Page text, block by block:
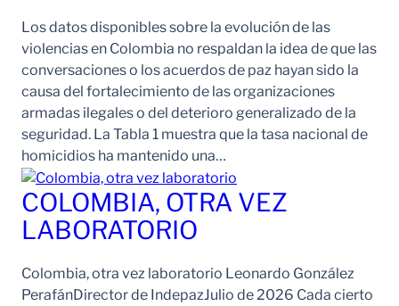
Los datos disponibles sobre la evolución de las
violencias en Colombia no respaldan la idea de que las
conversaciones o los acuerdos de paz hayan sido la
causa del fortalecimiento de las organizaciones
armadas ilegales o del deterioro generalizado de la
seguridad. La Tabla 1 muestra que la tasa nacional de
homicidios ha mantenido una…
COLOMBIA, OTRA VEZ
LABORATORIO
Colombia, otra vez laboratorio Leonardo González
PerafánDirector de IndepazJulio de 2026 Cada cierto